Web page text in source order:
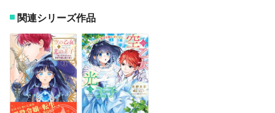
関連シリーズ作品